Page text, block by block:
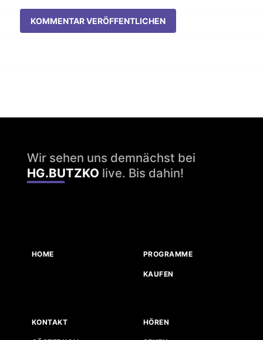
KOMMENTAR VERÖFFENTLICHEN
Wir sehen uns demnächst bei
HG.BUTZKO live. Bis dahin!
HOME PROGRAMME
KAUFEN
KONTAKT HÖREN